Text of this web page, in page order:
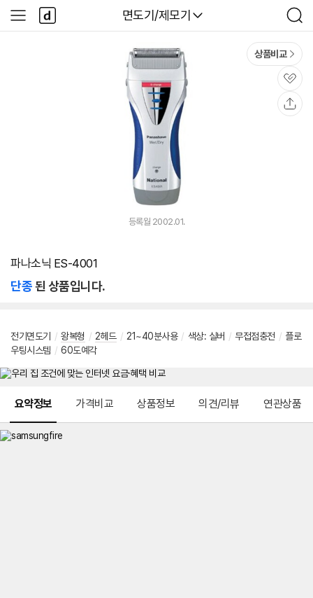
다나와
면도기/제모기
검
색
사
이
다
나
와
상품비교
관
심
등록월 2002.01.
파나소닉 ES-4001
단종된 상품입니다.
전기면도기 / 왕복형 / 2헤드 / 21~40분사용 / 색상: 실버 / 무접점충전 / 플로
우팅시스템 / 60도예각
요약정보 가격비교 상품정보 의견/리뷰 연관상품